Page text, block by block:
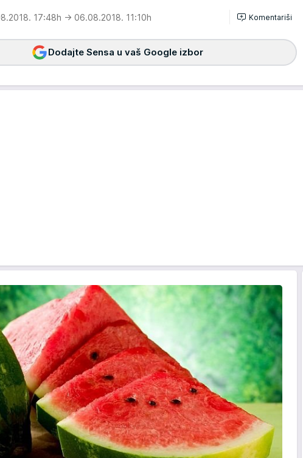
17:48h → 06.08.2018. 11:10h Komentariši
Dodajte Sensa u vaš Google izbor